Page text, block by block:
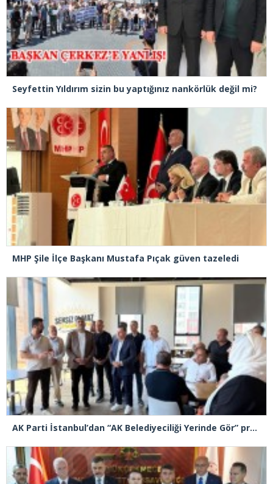
Seyfettin Yıldırım sizin bu yaptığınız nankörlük değil mi?
MHP Şile İlçe Başkanı Mustafa Pıçak güven tazeledi
AK Parti İstanbul’dan “AK Belediyeciliği Yerinde Gör” programı